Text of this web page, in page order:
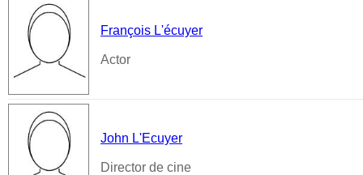
François L'écuyer
Actor
John L'Ecuyer
Director de cine